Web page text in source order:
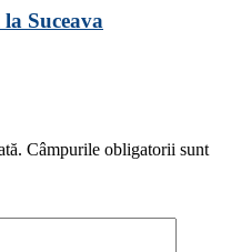
Suceava
Câmpurile obligatorii sunt